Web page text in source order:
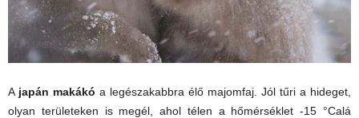
A japán makákó a legészakabbra élő majomfaj. Jól tűri a hideget,
olyan területeken is megél, ahol télen a hőmérséklet -15 °Calá